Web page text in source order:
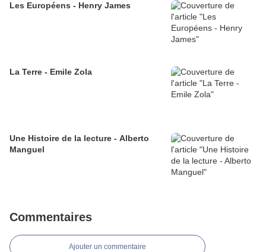
Les Européens - Henry James
La Terre - Emile Zola
Une Histoire de la lecture - Alberto
Manguel
Commentaires
Ajouter un commentaire